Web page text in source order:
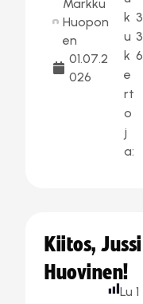
Markku
Huopon
en
01.07.2
026
k
u
k
e
rt
o
j
a:
3
3
6
Kiitos, Jussi
Huovinen!
Lu 1